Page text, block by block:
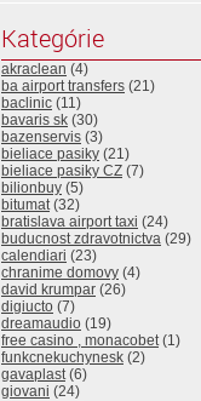
Kategórie
akraclean (4)
ba airport transfers (21)
baclinic (11)
bavaris sk (30)
bazenservis (3)
bieliace pasiky (21)
bieliace pasiky CZ (7)
bilionbuy (5)
bitumat(32)
bratislava airport taxi (24)
buducnost zdravotnictva (29)
calendiari (23)
chranime domovy (4)
david krumpar (26)
digiucto (7)
dreamaudio (19)
free casino , monacobet(1)
funkcnekuchynesk (2)
gavaplast(6)
giovani (24)